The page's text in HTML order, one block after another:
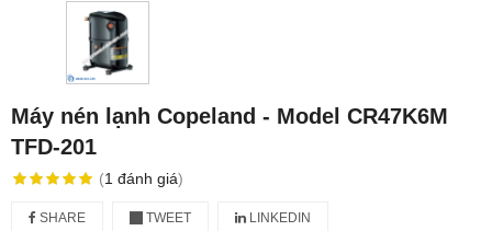
Máy nén lạnh Copeland - Model CR47K6M
TFD-201
(1 đánh giá)
SHARE TWEET LINKEDIN